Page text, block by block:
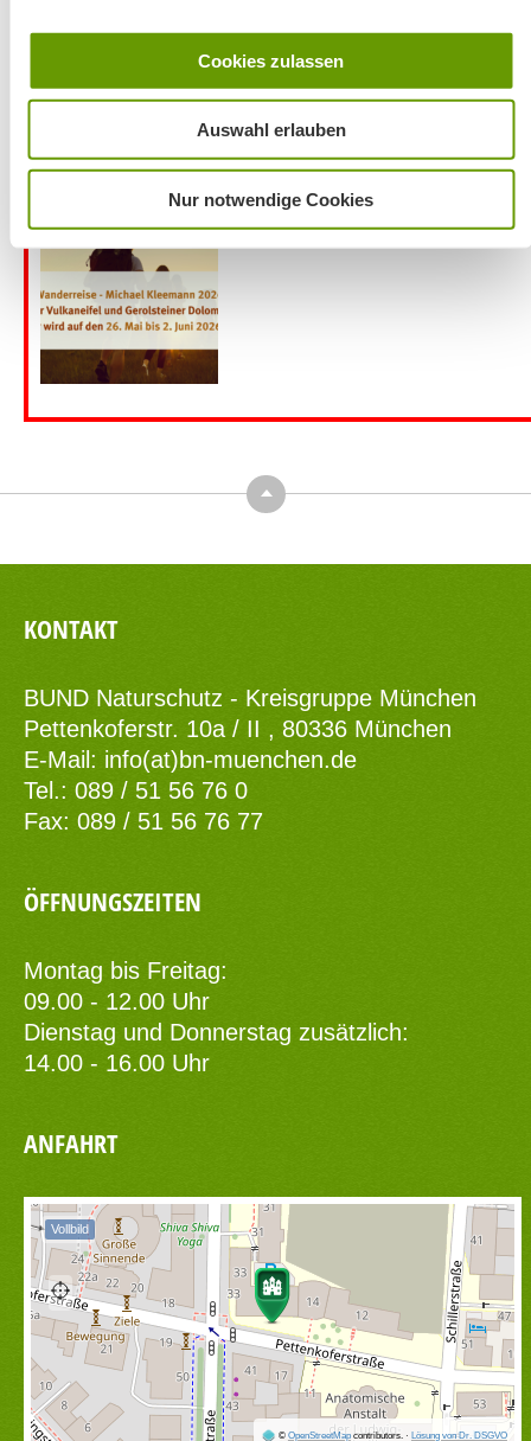
Cookies zulassen
Auswahl erlauben
Nur notwendige Cookies
Aktuelles zu den Wanderreisen von Michael Kleemann
Top
KONTAKT
BUND Naturschutz - Kreisgruppe München
Pettenkoferstr. 10a / II , 80336 München
E-Mail: info(at)bn-muenchen.de
Tel.: 089 / 51 56 76 0
Fax: 089 / 51 56 76 77
ÖFFNUNGSZEITEN
Montag bis Freitag:
09.00 - 12.00 Uhr
Dienstag und Donnerstag zusätzlich:
14.00 - 16.00 Uhr
ANFAHRT
© OpenStreetMapcontributors. · Lösung von Dr. DSGVO
Vollbild